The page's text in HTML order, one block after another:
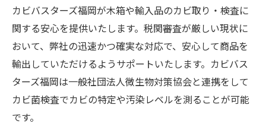
カビバスターズ福岡が木箱や輸入品のカビ取り・検査に
関する安心を提供いたします。税関審査が厳しい現状に
おいて、弊社の迅速かつ確実な対応で、安心して商品を
輸出していただけるようサポートいたします。カビバス
ターズ福岡は一般社団法人微生物対策協会と連携をして
カビ菌検査でカビの特定や汚染レベルを測ることが可能
です。